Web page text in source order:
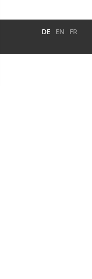
DE EN FR